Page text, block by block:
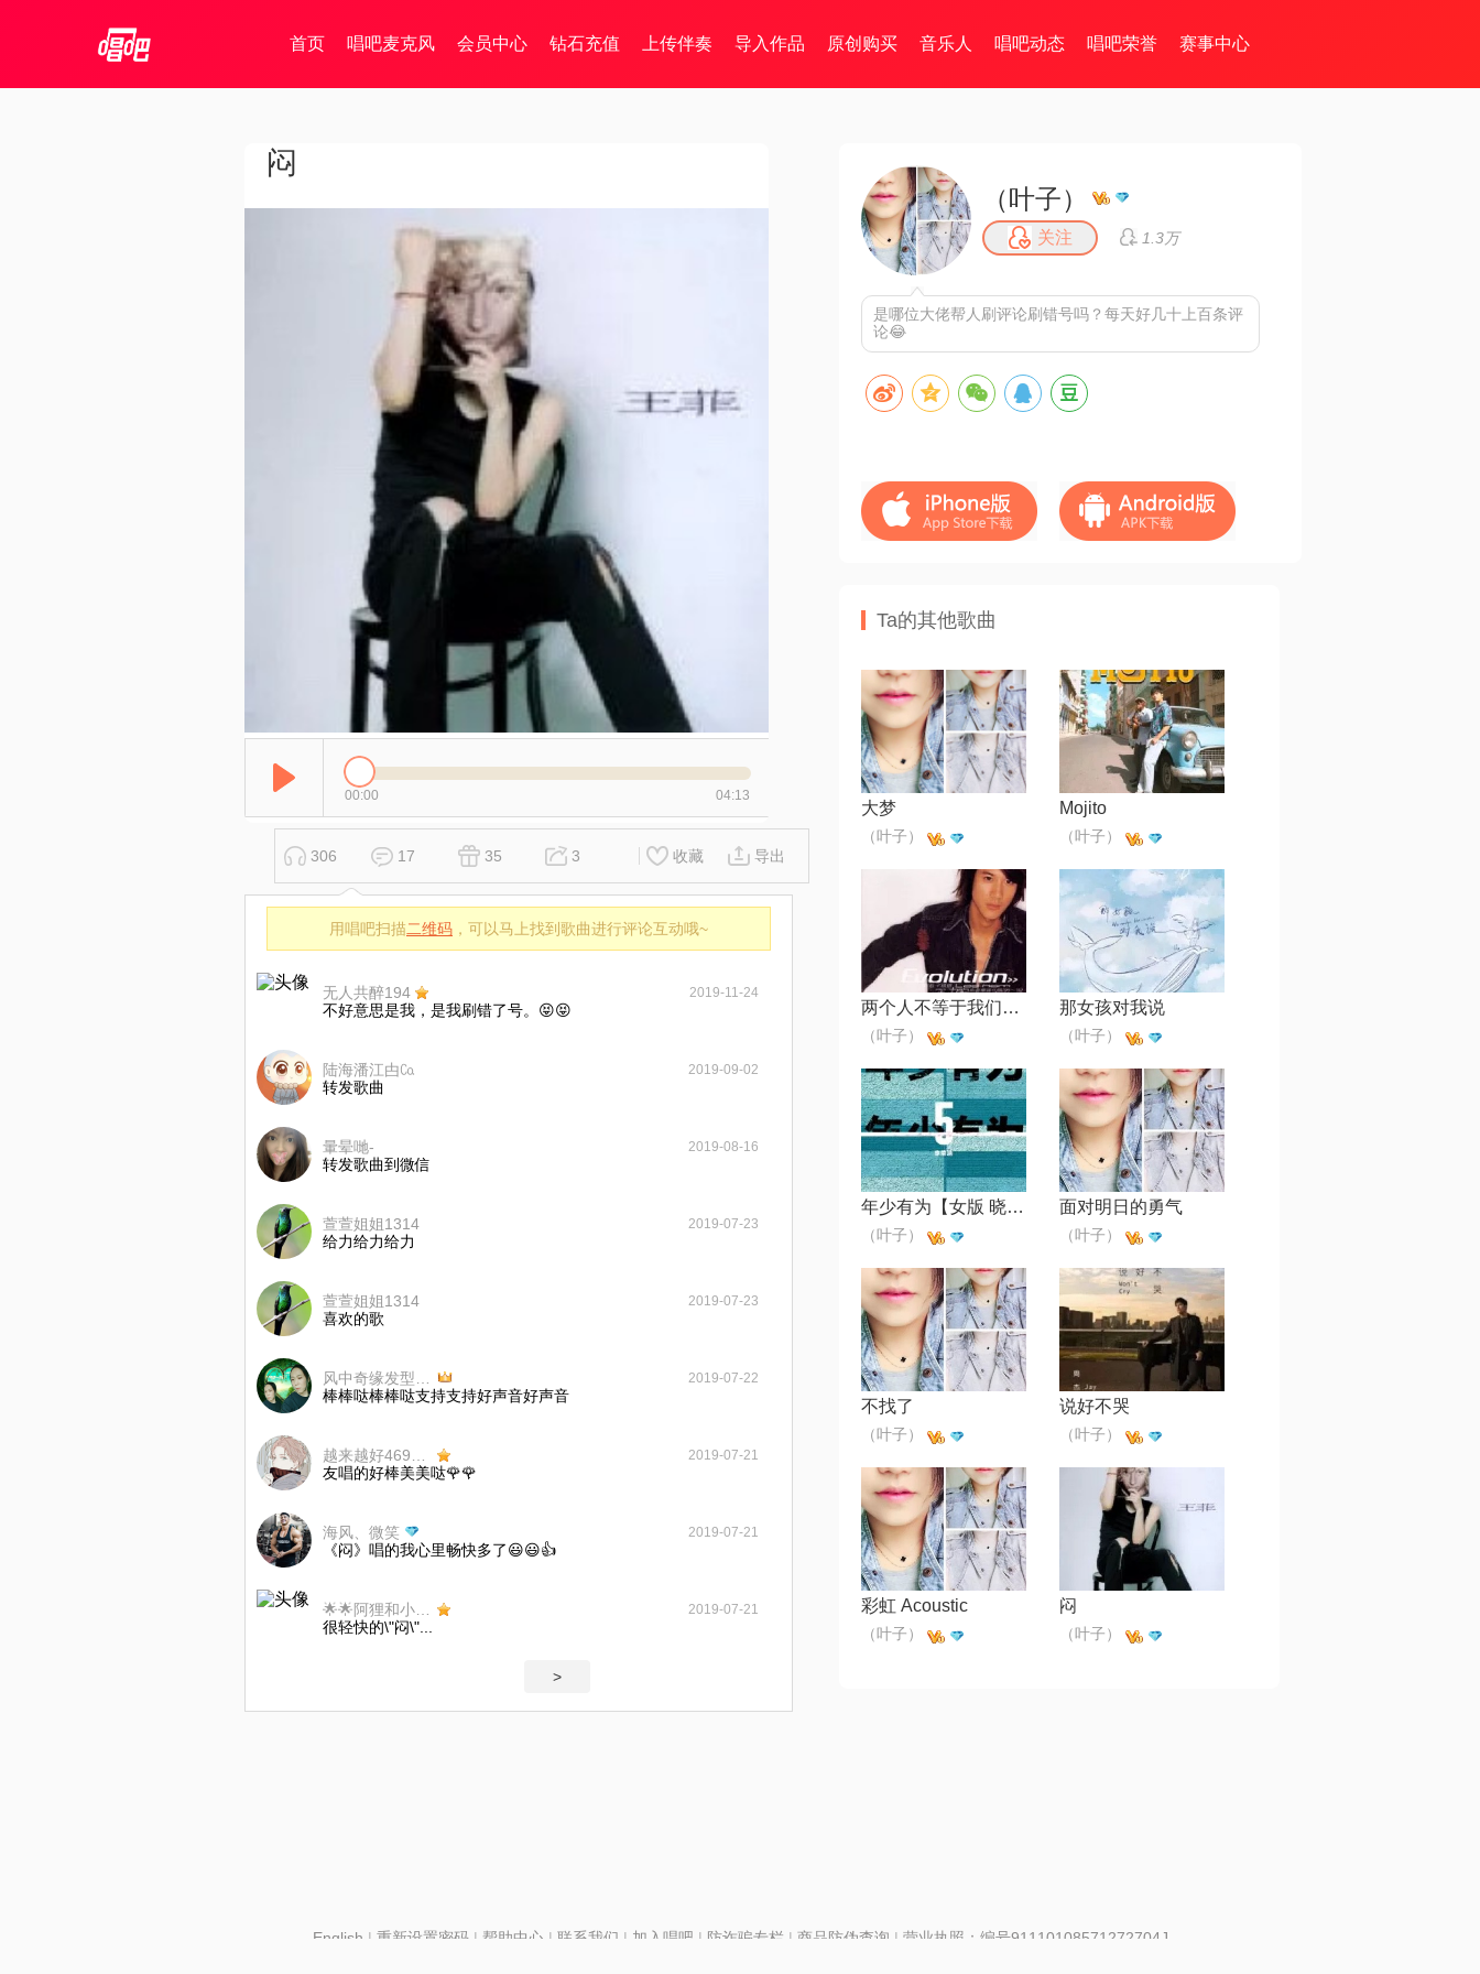
首页 唱吧麦克风 会员中心 钻石充值 上传伴奏 导入作品 原创购买 音乐人 唱吧动态 唱吧荣誉 赛事中心
闷
00:00 04:13
306 17 35 3 收藏 导出
用唱吧扫描二维码 ，可以马上找到歌曲进行评论互动哦~
无人共醉194 2019-11-24
不好意思是我，是我刷错了号。😝😝
陆海潘江甴㏇ 2019-09-02
转发歌曲
暈晕哋- 2019-08-16
转发歌曲到微信
萱萱姐姐1314 2019-07-23
给力给力给力
萱萱姐姐1314 2019-07-23
喜欢的歌
2019-07-22
棒棒哒棒棒哒支持支持好声音好声音
2019-07-21
友唱的好棒美美哒🌹🌹
海风、微笑 2019-07-21
《闷》唱的我心里畅快多了😃😃👍
2019-07-21
很轻快的\"闷\"...
>
（叶子）
关注 1.3万
是哪位大佬帮人刷评论刷错号吗？每天好几十上百条评
论😂
Ta的其他歌曲
大梦
（叶子）
Mojito
（叶子）
两个人不等于我们【女版】
（叶子）
那女孩对我说
（叶子）
年少有为【女版 晓宇H】
（叶子）
面对明日的勇气
（叶子）
不找了
（叶子）
说好不哭
（叶子）
彩虹 Acoustic
（叶子）
闷
（叶子）
English | 重新设置密码| 帮助中心 | 联系我们 | 加入唱吧 | 防诈骗专栏 | 商品防伪查询 | 营业执照：编号91110108571272704J